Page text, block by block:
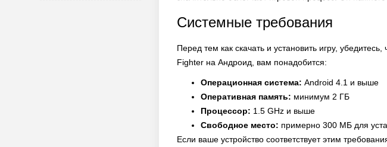
Системные требования
Перед тем как скачать и установить игру,
Fighter на Андроид, вам понадобится:
Операционная система: Android 4.1 и выше
Оперативная память: минимум 2 ГБ
Процессор: 1.5 GHz и выше
Свободное место: примерно 300 МБ для
Если ваше устройство соответствует этим